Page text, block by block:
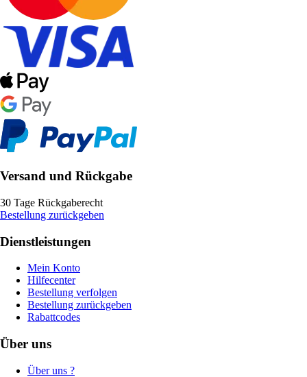
Versand und Rückgabe
30 Tage Rückgaberecht
Bestellung zurückgeben
Dienstleistungen
Mein Konto
Hilfecenter
Bestellung verfolgen
Bestellung zurückgeben
Rabattcodes
Über uns
Über uns ?